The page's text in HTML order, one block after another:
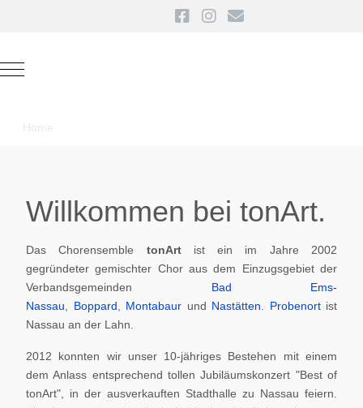
Mobile Menu Toggle
Home
Willkommen bei tonArt.
Das Chorensemble tonArt ist ein im Jahre 2002
gegründeter gemischter Chor aus dem Einzugsgebiet der
Verbandsgemeinden Bad Ems-
Nassau
Boppard Montabaur und Nastätten Probenortist
Nassau an der Lahn.
2012 konnten wir unser 10-jähriges Bestehen mit einem
dem Anlass entsprechend tollen Jubiläumskonzert "Best of
tonArt", in der ausverkauften Stadthalle zu Nassau feiern.